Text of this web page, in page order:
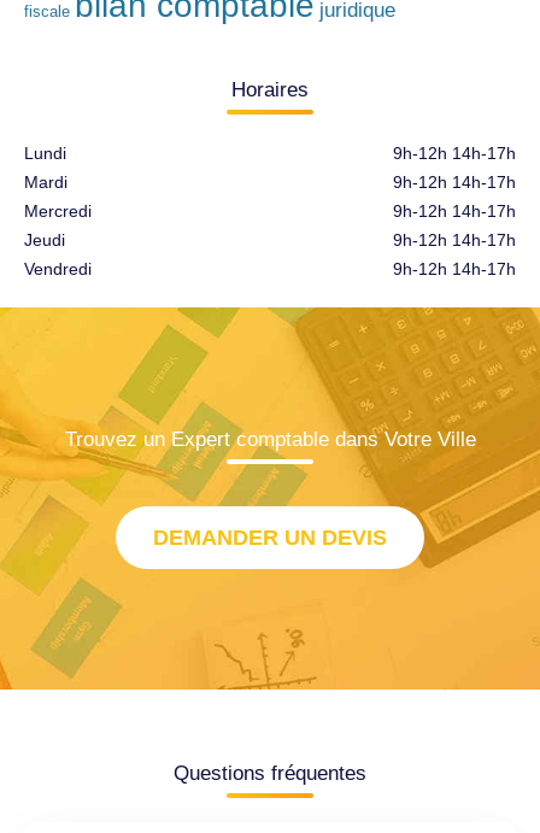
fiscale juridique
Horaires
Lundi
Mardi
Mercredi
Jeudi
Vendredi
9h-12h 14h-17h
9h-12h 14h-17h
9h-12h 14h-17h
9h-12h 14h-17h
9h-12h 14h-17h
Trouvez un Expert comptable dans Votre Ville
DEMANDER UN DEVIS
Questions fréquentes